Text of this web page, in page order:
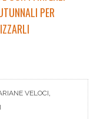
PER
VELOCI